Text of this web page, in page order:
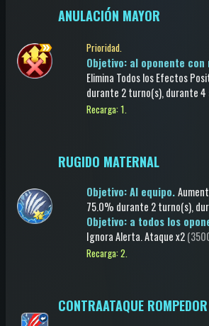
ANULACIÓN MAYOR
Prioridad.
Objetivo: al oponente
Elimina Todos los Efectos
durante 2 turno(s), durante
Recarga: 1.
RUGIDO MATERNAL
Objetivo: Al equipo.
75.0% durante 2 turno(s),
Objetivo: a todos los
Ignora Alerta.Ataquex2
Recarga: 2.
CONTRAATAQUE